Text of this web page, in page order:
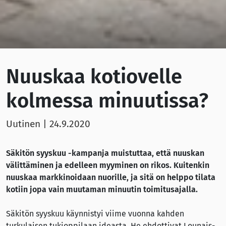
Nuuskaa kotiovelle
kolmessa minuutissa?
Uutinen 24.9.2020
Säkitön syyskuu -kampanja muistuttaa, että nuuskan
välittäminen ja edelleen myyminen on rikos. Kuitenkin
nuuskaa markkinoidaan nuorille, ja sitä on helppo tilata
kotiin jopa vain muutaman minuutin toimitusajalla.
Säkitön syyskuu käynnistyi viime vuonna kahden